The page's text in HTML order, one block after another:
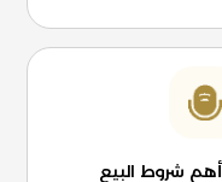
أهم شروط البيع